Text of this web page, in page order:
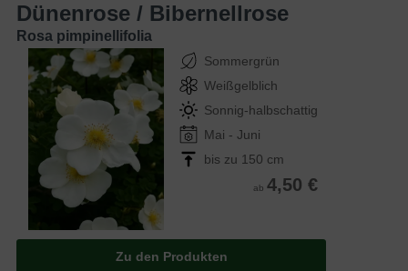
Dünenrose / Bibernellrose
Rosa pimpinellifolia
Sommergrün
Weißgelblich
Sonnig-halbschattig
Mai - Juni
bis zu 150 cm
ab 4,50 €
Zu den Produkten